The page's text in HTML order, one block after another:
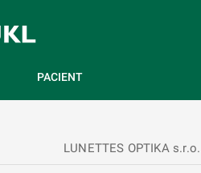
PACIENT
LUNETTES OPTIKA s.r.o.